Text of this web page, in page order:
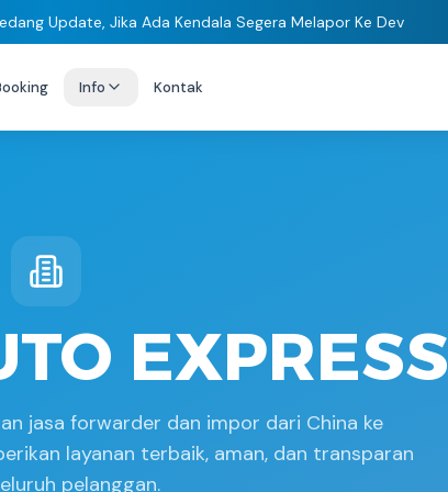
Update, Jika Ada Kendala Segera Melapor Ke Dev
Info Kontak
EXPRESS
jasa forwarder dan impor dari China ke
layanan terbaik, aman, dan transparan
pelanggan.